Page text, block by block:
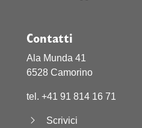
Contatti
Ala Munda 41
6528 Camorino
tel. +41 91 814 16 71
Scrivici